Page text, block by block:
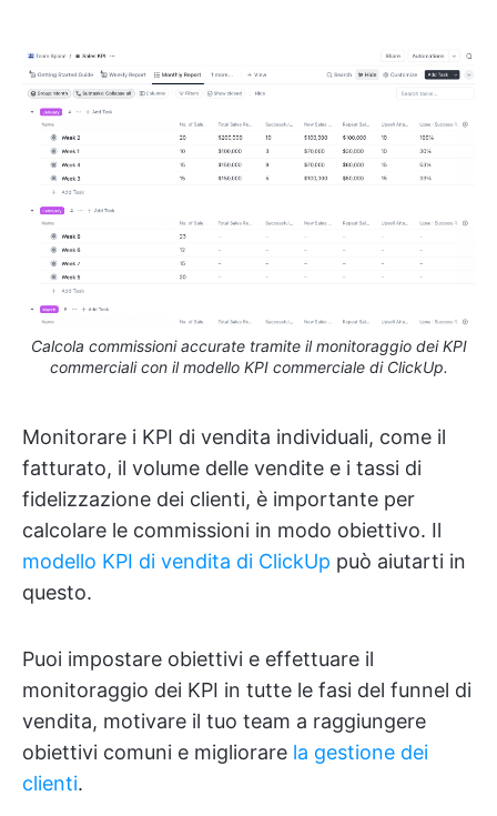
Calcola commissioni accurate tramite il monitoraggio dei KPI
commerciali con il modello KPI commerciale di ClickUp.
Monitorare i KPI di vendita individuali, come il
fatturato, il volume delle vendite e i tassi di
fidelizzazione dei clienti, è importante per
calcolare le commissioni in modo obiettivo. Il
modello KPI di vendita di ClickUp può aiutarti in
questo.
Puoi impostare obiettivi e effettuare il
monitoraggio dei KPI in tutte le fasi del funnel di
vendita, motivare il tuo team a raggiungere
obiettivi comuni e migliorare la gestione dei
clienti.